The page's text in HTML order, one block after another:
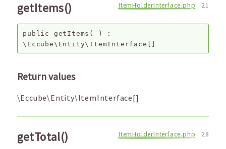
getItems() ItemHolderInterface.php : 21
public getItems ( ) :
\Eccube\Entity\ItemInterface[]
Return values
\Eccube\Entity\ItemInterface[]
getTotal() ItemHolderInterface.php : 28